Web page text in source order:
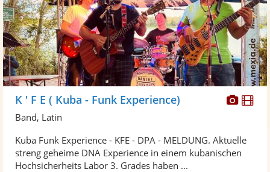
Fotos
K ' F E ( Kuba - Funk Experience)
Band, Latin
Kuba Funk Experience - KFE - DPA - MELDUNG. Aktuelle
streng geheime DNA Experience in einem kubanischen
Hochsicherheits Labor 3. Grades haben ...